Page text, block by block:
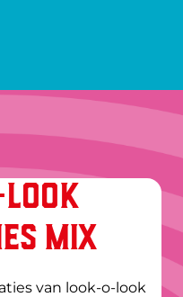
MIX
van look-o-look